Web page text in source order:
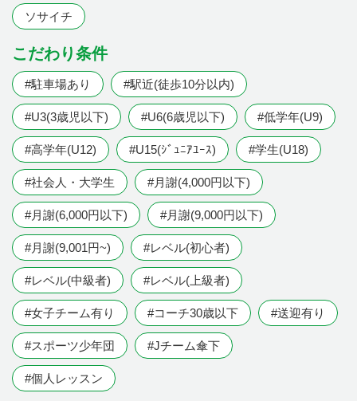
ソサイチ
こだわり条件
#駐車場あり #駅近(徒歩10分以内)
#U3(3歳児以下) #U6(6歳児以下) #低学年(U9)
#高学年(U12) #U15(ｼﾞｭﾆｱﾕｰｽ) #学生(U18)
#社会人・大学生 #月謝(4,000円以下)
#月謝(6,000円以下) #月謝(9,000円以下)
#月謝(9,001円~) #レベル(初心者)
#レベル(中級者) #レベル(上級者)
#女子チーム有り #コーチ30歳以下 #送迎有り
#スポーツ少年団 #Jチーム傘下
#個人レッスン